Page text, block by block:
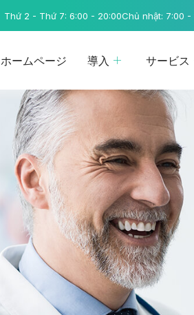
Thứ 2 - Thứ 7: 6:00 - 20:00Chủ nhật: 7:00 -
ホームページ 導入 サービス